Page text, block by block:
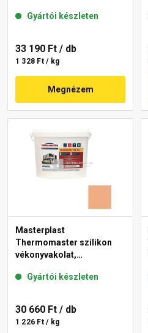
Gyártói készleten
33 190 Ft / db
1 328 Ft / kg
Megnézem
Masterplast
Thermomaster szilikon
vékonyvakolat,
11-C 25 kg
Gyártói készleten
30 660 Ft / db
1 226 Ft / kg